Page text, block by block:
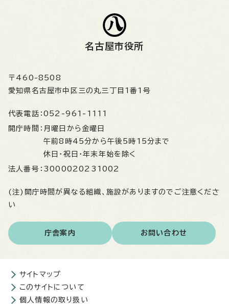
名古屋市役所
〒460-8508
愛知県名古屋市中区三の丸三丁目1番1号
代表電話： 052-961-1111
開庁時間： 月曜日から金曜日
午前8時45分から午後5時15分まで
休日・祝日・年末年始を除く
法人番号： 3000020231002
(注)開庁時間が異なる組織、施設がありますのでご注意くださ
い
庁舎案内 お問い合わせ
サイトマップ
このサイトについて
個人情報の取り扱い